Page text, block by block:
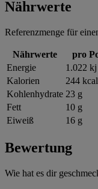
Nährwerte
Referenzmenge für
Nährwerte
pro
Energie
1.022
Kalorien
244
Kohlenhydrate 23 g
Fett
10 g
Eiweiß
16 g
Bewertung
Wie hat es dir